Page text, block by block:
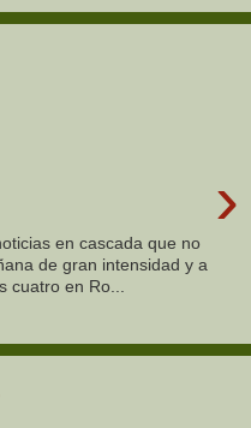
›
en cascada que no
de gran intensidad y a
cuatro en Ro...